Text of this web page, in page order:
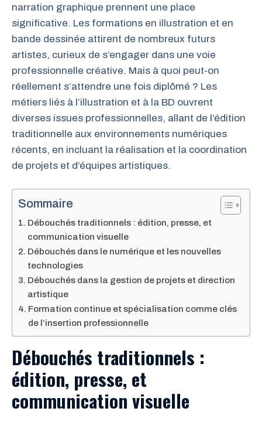
narration graphique prennent une place
significative. Les formations en illustration et en
bande dessinée attirent de nombreux futurs
artistes, curieux de s’engager dans une voie
professionnelle créative. Mais à quoi peut-on
réellement s’attendre une fois diplômé ? Les
métiers liés à l’illustration et à la BD ouvrent
diverses issues professionnelles, allant de l’édition
traditionnelle aux environnements numériques
récents, en incluant la réalisation et la coordination
de projets et d’équipes artistiques.
Sommaire
Débouchés traditionnels : édition, presse, et
communication visuelle
Débouchés dans le numérique et les nouvelles
technologies
Débouchés dans la gestion de projets et direction
artistique
Formation continue et spécialisation comme clés
de l’insertion professionnelle
Débouchés traditionnels :
édition, presse, et
communication visuelle